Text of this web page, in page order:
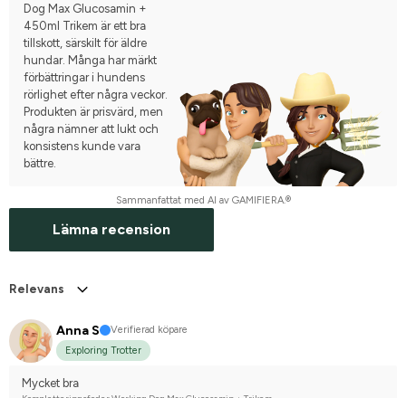
Dog Max Glucosamin +
450ml Trikem är ett bra
tillskott, särskilt för äldre
hundar. Många har märkt
förbättringar i hundens
rörlighet efter några veckor.
Produkten är prisvärd, men
några nämner att lukt och
konsistens kunde vara
bättre.
Sammanfattat med AI av GAMIFIERA.®
Lämna recension
Relevans
Anna S
Verifierad köpare
Exploring Trotter
Mycket bra